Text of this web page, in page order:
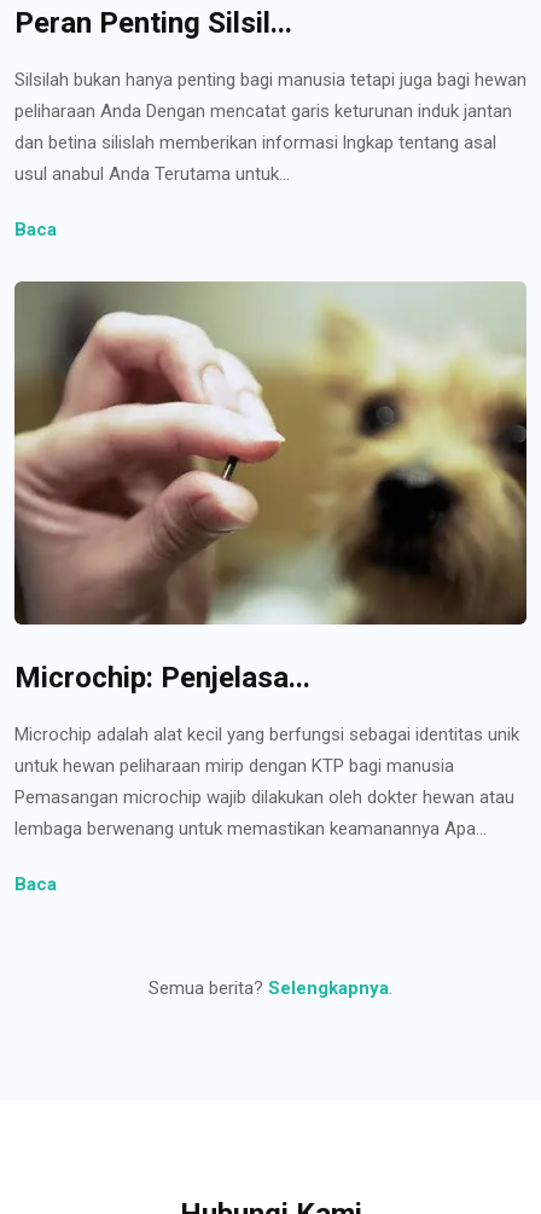
Peran Penting Silsil...
Silsilah bukan hanya penting bagi manusia tetapi juga bagi hewan
peliharaan Anda Dengan mencatat garis keturunan induk jantan
dan betina silislah memberikan informasi lngkap tentang asal
usul anabul Anda Terutama untuk...
Baca
Microchip: Penjelasa...
Microchip adalah alat kecil yang berfungsi sebagai identitas unik
untuk hewan peliharaan mirip dengan KTP bagi manusia
Pemasangan microchip wajib dilakukan oleh dokter hewan atau
lembaga berwenang untuk memastikan keamanannya Apa...
Baca
Semua berita? Selengkapnya.